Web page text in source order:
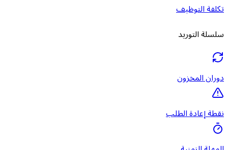
تكلفة التوظيف
سلسلة التوريد
دوران المخزون
نقطة إعادة الطلب